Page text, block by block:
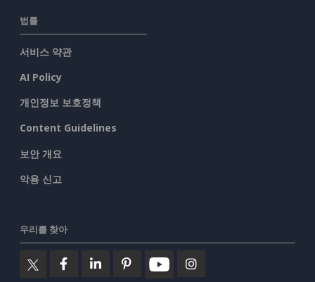
법률
서비스 약관
AI Policy
개인정보 보호정책
Content Guidelines
보안 개요
악용 신고
우리를 찾아